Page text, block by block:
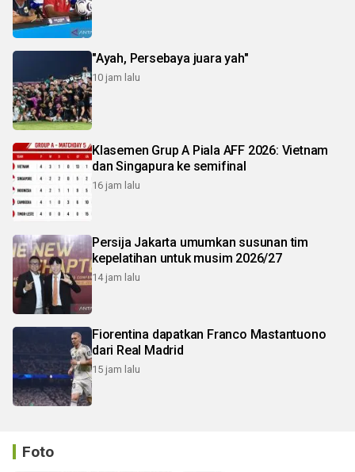
"Ayah, Persebaya juara yah"
10 jam lalu
Klasemen Grup A Piala AFF 2026: Vietnam
dan Singapura ke semifinal
16 jam lalu
Persija Jakarta umumkan susunan tim
kepelatihan untuk musim 2026/27
14 jam lalu
Fiorentina dapatkan Franco Mastantuono
dari Real Madrid
15 jam lalu
Foto